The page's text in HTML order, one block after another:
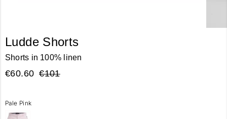
Ludde Shorts
Shorts in 100% linen
€60.60 €101
Pale Pink